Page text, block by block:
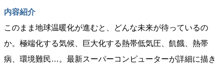
内容紹介
このまま地球温暖化が進むと、どんな未来が待っているの
か。極端化する気候、巨大化する熱帯低気圧、飢餓、熱帯
病、環境難民…。最新スーパーコンピューターが詳細に描き